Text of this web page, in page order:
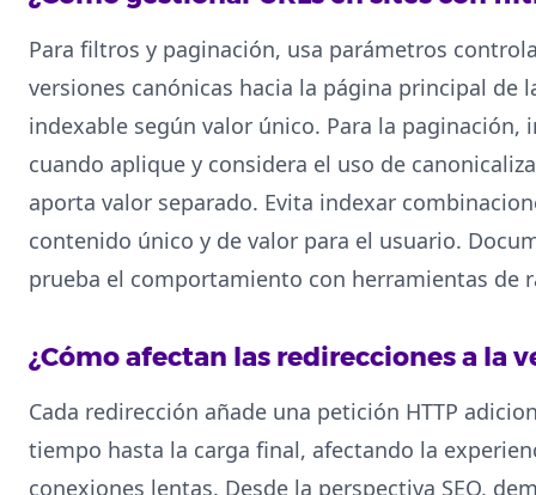
Para filtros y paginación, usa parámetros
versiones canónicas hacia la página principal de
indexable según valor único. Para la paginación,
cuando aplique y considera el uso de
aporta valor separado. Evita indexar
contenido único y de valor para el usuario.
prueba el comportamiento con herramientas de
¿Cómo afectan las redirecciones a la
Cada redirección añade una petición HTTP
tiempo hasta la carga final, afectando la
conexiones lentas. Desde la perspectiva SEO,